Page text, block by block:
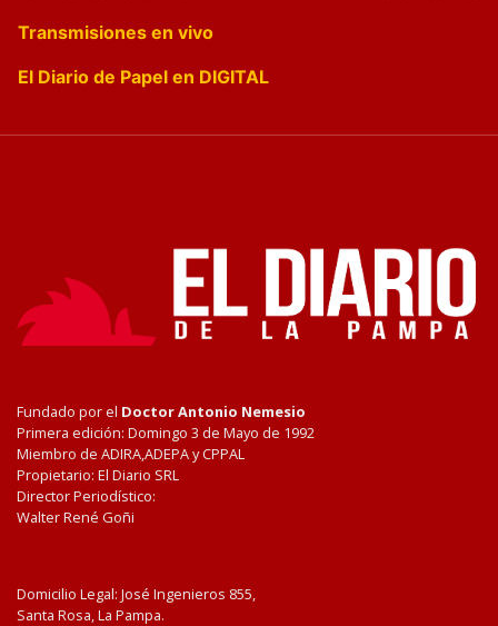
Transmisiones en vivo
El Diario de Papel en DIGITAL
Fundado por el Doctor Antonio Nemesio
Primera edición: Domingo 3 de Mayo de 1992
Miembro de ADIRA,ADEPA y CPPAL
Propietario: El Diario SRL
Director Periodístico:
Walter René Goñi
Domicilio Legal: José Ingenieros 855,
Santa Rosa, La Pampa.